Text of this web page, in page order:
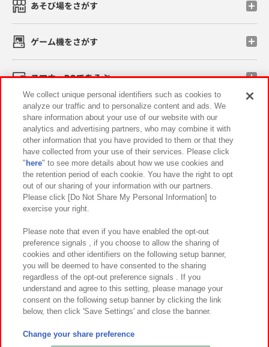
あそび場をさがす
ゲーム機をさがす
スマホ・PCであそぶ
イベント・キャンペーン
関連会社 サステナビリティ サイトポリシー
プライバシーポリシー ウェブアクセシビリティ方針と検証結果
お取引先さまとともに
カスタマーハラスメント対応方針 よくあるご質問・お問い合わせ
©Bandai Namco Amusement Inc.
©Bandai Namco Amusement Lab Inc.
We collect unique personal identifiers such as cookies to
analyze our traffic and to personalize content and ads. We
share information about your use of our website with our
analytics and advertising partners, who may combine it with
other information that you have provided to them or that they
have collected from your use of their services. Please click
" here" to see more details about how we use cookies and
the retention period of each cookie. You have the right to opt
out of our sharing of your information with our partners.
Please click [Do Not Share My Personal Information] to
exercise your right.
Please note that even if you have enabled the opt-out
preference signals , if you choose to allow the sharing of
cookies and other identifiers on the following setup banner,
you will be deemed to have consented to the sharing
regardless of the opt-out preference signals . If you
understand and agree to this setting, please manage your
consent on the following setup banner by clicking the link
below, then click 'Save Settings' and close the banner.
Change your share preference